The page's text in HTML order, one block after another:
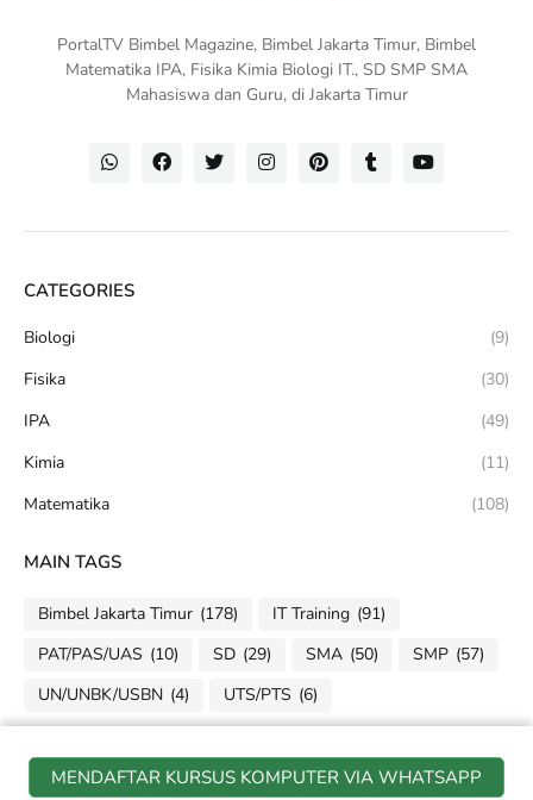
MENDAFTAR KURSUS KOMPUTER VIA WHATSAPP
PortalTV Bimbel Magazine, Bimbel Jakarta Timur, Bimbel
Matematika IPA, Fisika Kimia Biologi IT., SD SMP SMA
Mahasiswa dan Guru, di Jakarta Timur
CATEGORIES
Biologi
(9)
Fisika
(30)
IPA
(49)
Kimia
(11)
Matematika
(108)
MAIN TAGS
Bimbel Jakarta Timur (178) IT Training (91)
PAT/PAS/UAS (10) SD (29) SMA (50) SMP (57)
UN/UNBK/USBN (4) UTS/PTS (6)
IT. TRAINING